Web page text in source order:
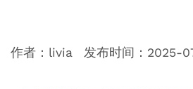
作者：livia 发布时间：2025-